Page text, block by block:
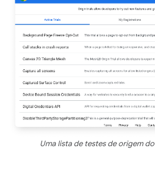
Uma lista de testes de origem do